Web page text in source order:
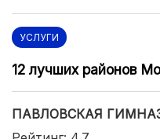
УСЛУГИ
12 лучших районов
ПАВЛОВСКАЯ